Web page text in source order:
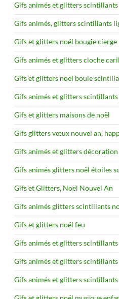
Gifs animés et glitters scintillants
Gifs animés, glitters scintillants
Gifs et glitters noël bougie
Gifs animés et glitters cloche
Gifs et glitters noël boule
Gifs animés et glitters
Gifs et glitters maisons de noël
Gifs glitters vœux nouvel an,
Gifs animés et glitters
Gifs animés glitters noël étoiles
Gifs et Glitters, Noël Nouvel An
Gifs animés glitters scintillants
Gifs et glitters noël feu
Gifs animés et glitters scintillants
Gifs animés et glitters
Gifs animés et glitters